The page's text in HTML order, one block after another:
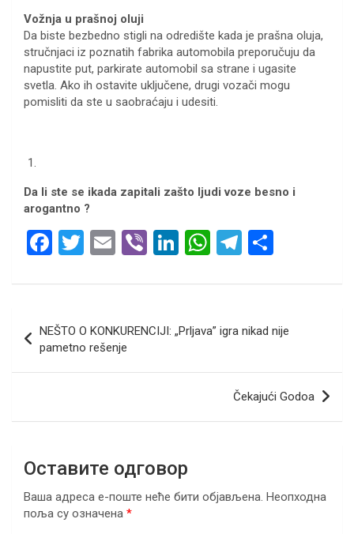
Vožnja u prašnoj oluji
Da biste bezbedno stigli na odredište kada je prašna oluja,
stručnjaci iz poznatih fabrika automobila preporučuju da
napustite put, parkirate automobil sa strane i ugasite
svetla. Ako ih ostavite uključene, drugi vozači mogu
pomisliti da ste u saobraćaju i udesiti.
Da li ste se ikada zapitali zašto ljudi voze besno i
arogantno ?
F
ce
b
o
o
T
tt
er
E
ail
Vi
er
Li
ke
dI
n
W
at
s
A
p
T
e
gr
a
m
ar
e
Кретање
чланка
NEŠTO O KONKURENCIJI: „Prljava” igra nikad nije
pametno rešenje
Čekajući Godoa
Оставите одговор
Ваша адреса е-поште неће бити објављена. Неопходна
поља су означена *